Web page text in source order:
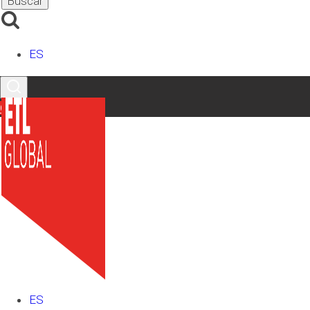
ES
Contacto
ES
socios, partícipes o sus cónyuges, o personas
afinidad hasta el tercer grado, participen,
directa o indirectamente en, al menos, el 25 por
ciento del capital social o los fondos propios.
sus establecimientos permanentes en el
extranjero.
partícipes con la entidad, la participación
deberá ser igual o superior al 25 por ciento. La
mención a los administradores incluirá a los de
derecho y a los de hecho.
Existe grupo cuando una entidad ostente o